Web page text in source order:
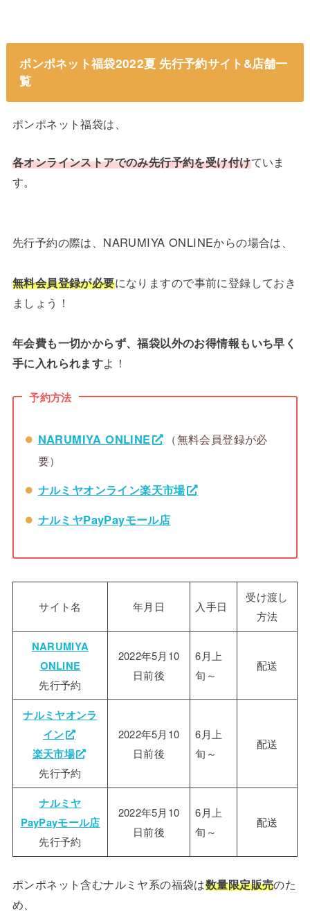
ポンポネット福袋2022夏 先行予約サイト&店舗一
覧
ポンポネット福袋は、
各オンラインストアでのみ先行予約を受け付けていま
す。
先行予約の際は、NARUMIYA ONLINEからの場合は、
無料会員登録が必要になりますので事前に登録しておき
ましょう！
年会費も一切かからず、福袋以外のお得情報もいち早く
手に入れられますよ！
予約方法
NARUMIYA ONLINE
（無料会員登録が必
要）
ナルミヤオンライン楽天市場
ナルミヤPayPayモール店
サイト名 年月日 入手日
受け渡し
方法
NARUMIYA
ONLINE
先行予約
2022年5月10
日前後
6月上
旬～
配送
ナルミヤオンラ
イン
楽天市場
先行予約
2022年5月10
日前後
6月上
旬～
配送
ナルミヤ
PayPayモール店
先行予約
2022年5月10
日前後
6月上
旬～
配送
ポンポネット含むナルミヤ系の福袋は数量限定販売のた
め、